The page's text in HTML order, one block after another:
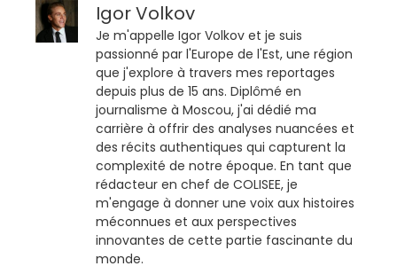
Igor Volkov
Je m'appelle Igor Volkov et je suis
passionné par l'Europe de l'Est, une région
que j'explore à travers mes reportages
depuis plus de 15 ans. Diplômé en
journalisme à Moscou, j'ai dédié ma
carrière à offrir des analyses nuancées et
des récits authentiques qui capturent la
complexité de notre époque. En tant que
rédacteur en chef de COLISEE, je
m'engage à donner une voix aux histoires
méconnues et aux perspectives
innovantes de cette partie fascinante du
monde.